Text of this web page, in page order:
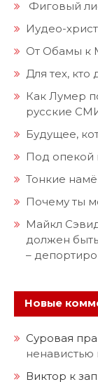
Фиговый
Иудео-
От Обамы к
Для тех,
Как Лумер
русские
Будущее,
Под опекой
Тонкие
Почему ты
Майкл
должен
–
Новые
Суровая
Виктор к